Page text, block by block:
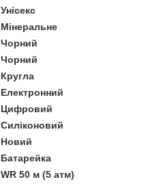
Унісекс
Мінеральне
Чорний
Чорний
Кругла
Електронний
Цифровий
Силіконовий
Новий
Батарейка
WR 50 м (5 атм)